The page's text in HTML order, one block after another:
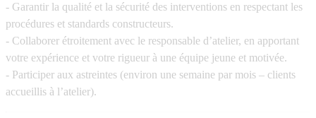
- Garantir la qualité et la sécurité des interventions en respectant les
procédures et standards constructeurs.
- Collaborer étroitement avec le responsable d’atelier, en apportant
votre expérience et votre rigueur à une équipe jeune et motivée.
- Participer aux astreintes (environ une semaine par mois – clients
accueillis à l’atelier).